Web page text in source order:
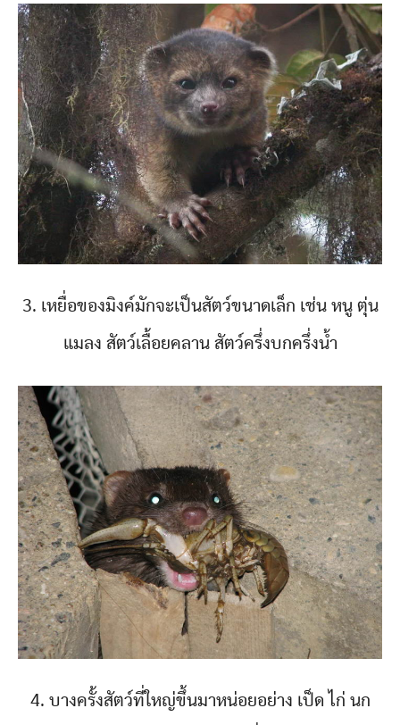
3. เหยื่อของมิงค์มักจะเป็นสัตว์ขนาดเล็ก เช่น หนู ตุ่น
แมลง สัตว์เลื้อยคลาน สัตว์ครึ่งบกครึ่งน้ำ
4. บางครั้งสัตว์ที่ใหญ่ขึ้นมาหน่อยอย่าง เป็ด ไก่ นก